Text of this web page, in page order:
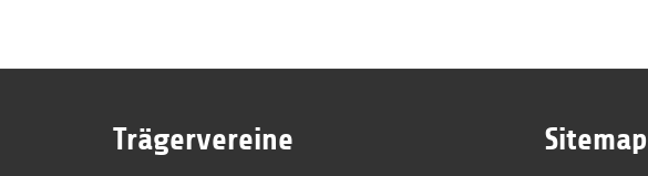
Trägervereine Sitemap